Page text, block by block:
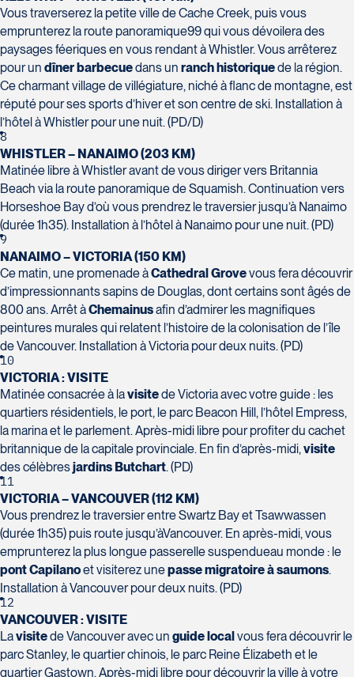
Vous traverserez la petite ville de Cache Creek, puis vous
emprunterez la route panoramique99 qui vous dévoilera des
paysages féeriques en vous rendant à Whistler. Vous arrêterez
pour un dîner barbecuedans un ranch historiquede la région.
Ce charmant village de villégiature, niché à flanc de montagne, est
réputé pour ses sports d’hiver et son centre de ski. Installation à
l’hôtel à Whistler pour une nuit. (PD/D)
8
WHISTLER – NANAIMO (203 KM)
Matinée libre à Whistler avant de vous diriger vers Britannia
Beach via la route panoramique de Squamish. Continuation vers
Horseshoe Bay d’où vous prendrez le traversier jusqu’à Nanaimo
(durée 1h35). Installation à l’hôtel à Nanaimo pour une nuit. (PD)
9
NANAIMO – VICTORIA (150 KM)
Ce matin, une promenade àCathedral Grovevous fera découvrir
d’impressionnants sapins de Douglas, dont certains sont âgés de
800 ans. Arrêt àChemainusafin d’admirer les magnifiques
peintures murales qui relatent l’histoire de la colonisation de l’île
de Vancouver. Installation à Victoria pour deux nuits. (PD)
10
VICTORIA : VISITE
Matinée consacrée à lavisitede Victoria avec votre guide : les
quartiers résidentiels, le port, le parc Beacon Hill, l’hôtel Empress,
la marina et le parlement. Après-midi libre pour profiter du cachet
britannique de la capitale provinciale. En fin d’après-midi,visite
des célèbresjardins Butchart. (PD)
11
VICTORIA – VANCOUVER (112 KM)
Vous prendrez le traversier entre Swartz Bay et Tsawwassen
(durée 1h35) puis route jusqu’àVancouver. En après-midi, vous
emprunterez la plus longue passerelle suspendueau monde : le
pont Capilanoet visiterez unepasse migratoire à saumons.
Installation à Vancouver pour deux nuits. (PD)
12
VANCOUVER : VISITE
LavisitedeVancouver avec un guide local vous fera découvrir le
parc Stanley, le quartier chinois, le parc Reine Élizabeth et le
quartier Gastown. Après-midi libre pour découvrir la ville à votre
Voyages Jean-Pierre
2152 Boulevard Lapinière - Suite 104
Brossard
J4W 1L9
Tél :450-671-6654 / 1-888-461-6654
Voyages Tourbec Lapointe
1000 Boulevard Monseigneur Langlois -
Local 150
Salaberry-de-Valleyfield
J6S 0J7
Tél :450-373-1475
Voyages Transat St-Bruno
117 Boulevard Les Promenades -
Promenades St-Bruno
Saint-Bruno-de-Montarville
J3V 5K2
Tél :450-441-1220 / 1-833-487-9323
G1V 4K5
Tél :418-653-1882 / 1-800-640-1882
2500 rue Beaurevoir, local 340
Québec
G2C 0M4
Tél :418-659-6650
Voyages Plein Soleil
4100 Boulevard de l'Auvergne - Suite 108
Québec
G2C 1T8
Tél :418-847-1023 / 1-888-686-0049
Voyages Thomassin St-Hilaire
1100 Boulevard de La Chaudière #129
Québec
G1Y 0A1
Tél :418-948-8488